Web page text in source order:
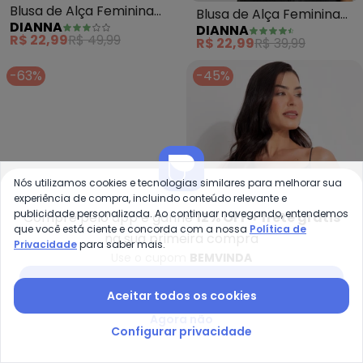
Blusa de Alça Feminina
em Poliamida (Marrom)
DIANNA
R$ 22,99R$ 49,99
Blusa de Alça Feminina
em Poliamida (Preto)
DIANNA
R$ 22,99R$ 39,99
-63%
Bimini - Blusa (Branco) em
Blusa (Branco) em Malha
-45%
Blusa Alça Malha Fria
Cinza com Decote
QUINTESS
Compre pelo app e ganhe12% OFF + frete grátis
na sua primeira compra
Nós utilizamos cookies e tecnologias similares para melhorar sua
experiência de compra, incluindo conteúdo relevante e
publicidade personalizada. Ao continuar navegando, entendemos
que você está ciente e concorda com a nossa Política de
Privacidadepara saber mais.
Aceitar todos os cookies
Configurar privacidade